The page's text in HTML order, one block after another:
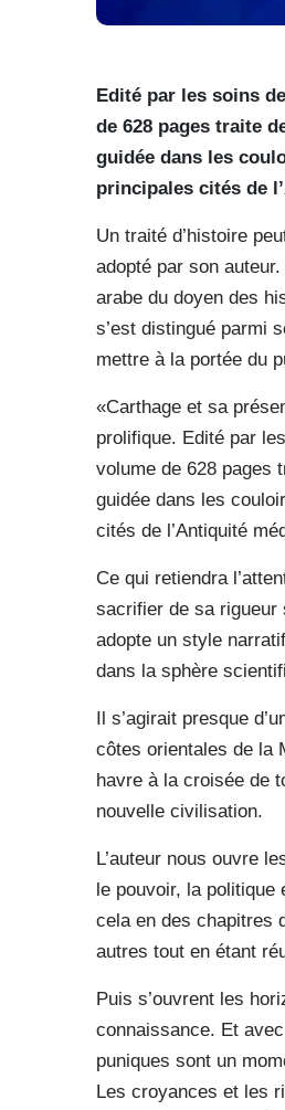
Edité par les soins
de 628 pages traite
guidée dans les
principales cités de
Un traité d’histoire
adopté par son
arabe du doyen des
s’est distingué parmi
mettre à la portée du
«Carthage et sa
prolifique. Edité par
volume de 628 pages
guidée dans les
cités de l’Antiquité
Ce qui retiendra
sacrifier de sa rigueur
adopte un style
dans la sphère
Il s’agirait presque
côtes orientales de la
havre à la croisée de
nouvelle civilisation.
L’auteur nous ouvre
le pouvoir, la politique
cela en des chapitres
autres tout en étant
Puis s’ouvrent les
connaissance. Et
puniques sont un
Les croyances et les